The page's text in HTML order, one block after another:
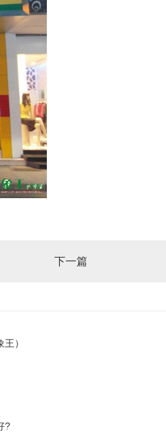
下一篇
）
?